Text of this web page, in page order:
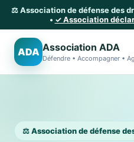
⚖️ Association de défense des
• ✓ Association
ADA Association ADA
Défendre • Accompagner •
⚖️ Association de défense